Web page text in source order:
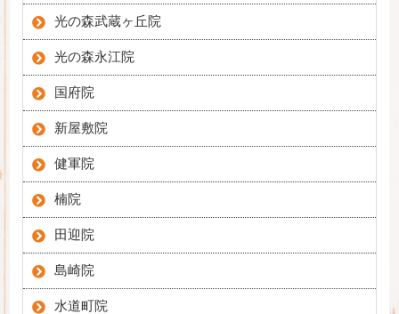
光の森武蔵ヶ丘院
光の森永江院
国府院
新屋敷院
健軍院
楠院
田迎院
島崎院
水道町院